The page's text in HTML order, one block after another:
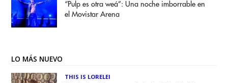
“Pulp es otra weá”: Una noche imborrable en
el Movistar Arena
LO MÁS NUEVO
THIS IS LORELEI